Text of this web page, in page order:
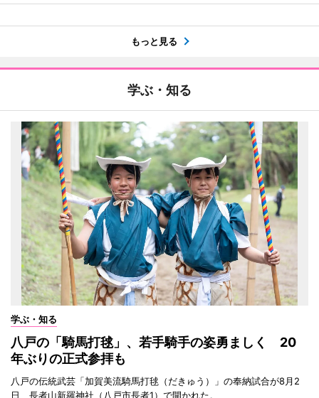
もっと見る
学ぶ・知る
学ぶ・知る
八戸の「騎馬打毬」、若手騎手の姿勇ましく 20
年ぶりの正式参拝も
八戸の伝統武芸「加賀美流騎馬打毬（だきゅう）」の奉納試合が8月2
日、長者山新羅神社（八戸市長者1）で開かれた。